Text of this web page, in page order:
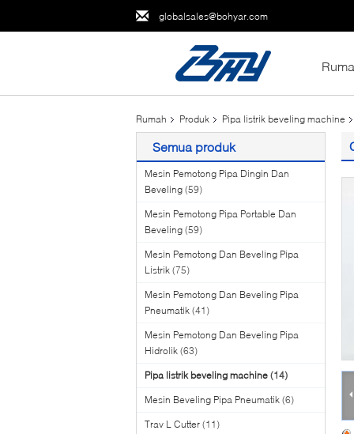
globalsales@bohyar.com
Rumah Produk Pipa listrik beveling machine
Semua produk
Mesin Pemotong Pipa Dingin Dan
Beveling (59)
Mesin Pemotong Pipa Portable Dan
Beveling (59)
Mesin Pemotong Dan Beveling Pipa
Listrik (75)
Mesin Pemotong Dan Beveling Pipa
Pneumatik (41)
Mesin Pemotong Dan Beveling Pipa
Hidrolik (63)
Pipa listrik beveling machine (14)
Mesin Beveling Pipa Pneumatik (6)
Trav L Cutter (11)